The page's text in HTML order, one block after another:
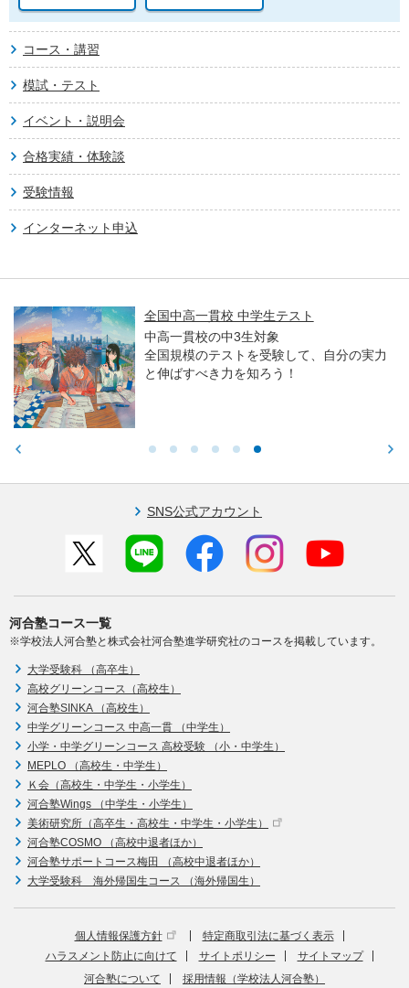
コース・講習
模試・テスト
イベント・説明会
合格実績・体験談
受験情報
インターネット申込
全国中高一貫校 中学生テスト
中高一貫校の中3生対象
全国規模のテストを受験して、自分の実力
と伸ばすべき力を知ろう！
SNS公式アカウント
河合塾コース一覧
※学校法人河合塾と株式会社河合塾進学研究社のコースを掲載しています。
大学受験科 （高卒生）
高校グリーンコース（高校生）
河合塾SINKA （高校生）
中学グリーンコース 中高一貫 （中学生）
小学・中学グリーンコース 高校受験 （小・中学生）
MEPLO （高校生・中学生）
Ｋ会（高校生・中学生・小学生）
河合塾Wings （中学生・小学生）
美術研究所（高卒生・高校生・中学生・小学生）
河合塾COSMO （高校中退者ほか）
河合塾サポートコース梅田 （高校中退者ほか）
大学受験科 海外帰国生コース （海外帰国生）
個人情報保護方針
特定商取引法に基づく表示
ハラスメント防止に向けて
サイトポリシー
サイトマップ
河合塾について
採用情報（学校法人河合塾）